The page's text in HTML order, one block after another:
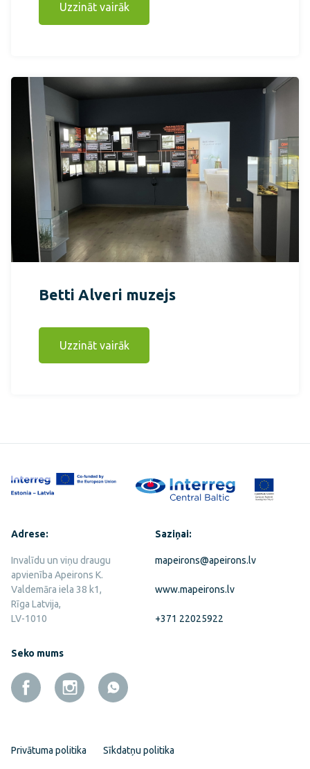
Uzzināt vairāk
Betti Alveri muzejs
Uzzināt vairāk
Adrese:
Invalīdu un viņu draugu
apvienība Apeirons K.
Valdemāra iela 38 k1,
Rīga Latvija,
LV-1010
Saziņai:
mapeirons@apeirons.lv
www.mapeirons.lv
+371 22025922
Seko mums
Privātuma politika Sīkdatņu politika